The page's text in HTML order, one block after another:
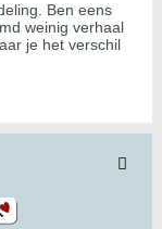
Ben eens
weinig verhaal
je het verschil